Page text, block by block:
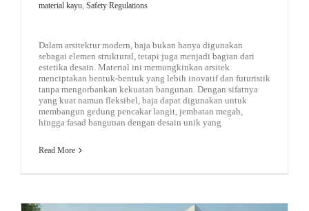
material kayu, Safety Regulations
Dalam arsitektur modern, baja bukan hanya digunakan
sebagai elemen struktural, tetapi juga menjadi bagian dari
estetika desain. Material ini memungkinkan arsitek
menciptakan bentuk-bentuk yang lebih inovatif dan futuristik
tanpa mengorbankan kekuatan bangunan. Dengan sifatnya
yang kuat namun fleksibel, baja dapat digunakan untuk
membangun gedung pencakar langit, jembatan megah,
hingga fasad bangunan dengan desain unik yang
Read More